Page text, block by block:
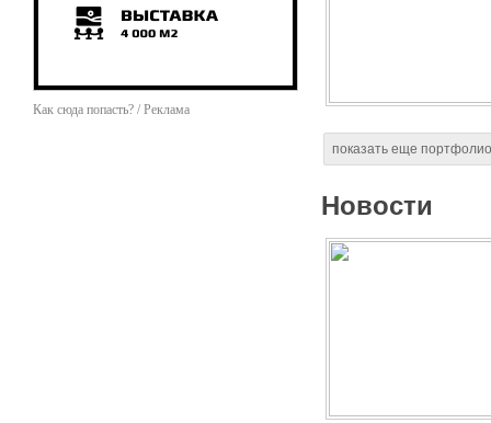
Как сюда попасть? / Реклама
показать еще портфолио
Новости